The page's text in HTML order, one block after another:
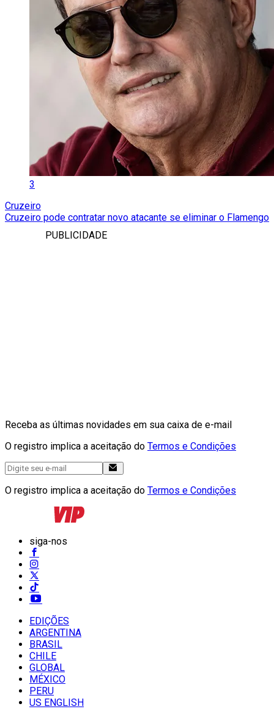
3
Cruzeiro
Cruzeiro pode contratar novo atacante se eliminar o Flamengo
PUBLICIDADE
Receba as últimas novidades em sua caixa de e-mail
O registro implica a aceitação do Termos e Condições
O registro implica a aceitação do Termos e Condições
siga-nos
EDIÇÕES
ARGENTINA
BRASIL
CHILE
GLOBAL
MÉXICO
PERU
US ENGLISH